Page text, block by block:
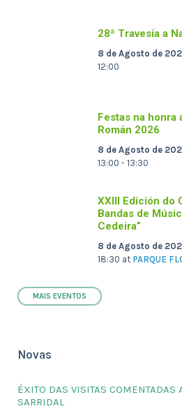
28ª Travesía a
8 de Agosto de
12:00
Festas na honra
Román 2026
8 de Agosto de
13:00 - 13:30
XXIII Edición do
Bandas de
Cedeira”
8 de Agosto de
18:30 at PARQUE
MAIS EVENTOS
Novas
ÉXITO DAS VISITAS COMENTADAS
SARRIDAL